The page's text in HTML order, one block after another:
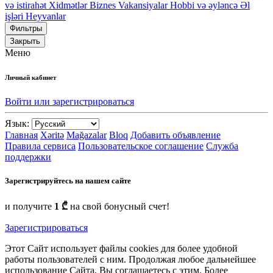
və istirahət Xidmətlər Biznes Vakansiyalar Hobbi və əyləncə Əl
işləri Heyvanlar
Фильтры
Закрыть
Меню
Личный кабинет
Войти или зарегистрироваться
Язык:
Главная Xəritə Mağazalar Bloq Добавить объявление
Правила сервиса Пользовательское соглашение Служба
поддержки
Зарегистрируйтесь на нашем сайте
и получите 1 ₾ на свой бонусный счет!
Зарегистрироваться
Этот Сайт использует файлы cookies для более удобной
работы пользователей с ним. Продолжая любое дальнейшее
использование Сайта, Вы соглашаетесь с этим. Более